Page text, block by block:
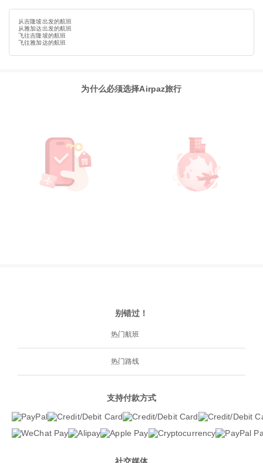
从吉隆坡出发的航班
从雅加达出发的航班
飞往吉隆坡的航班
飞往雅加达的航班
为什么必须选择Airpaz旅行
别错过！
热门航班
热门路线
支持付款方式